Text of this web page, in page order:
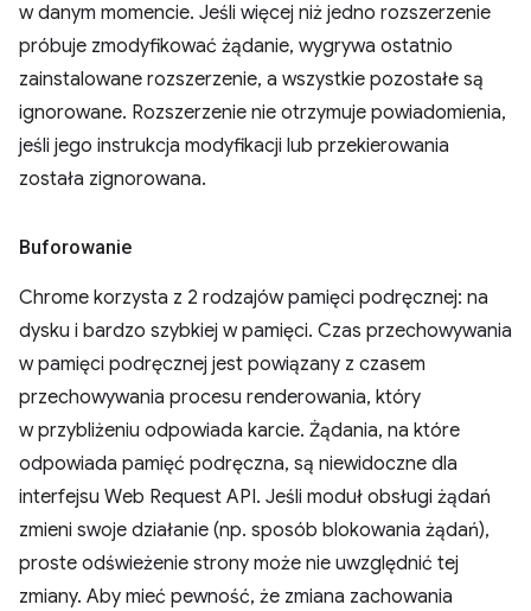
w danym momencie. Jeśli więcej niż jedno rozszerzenie
próbuje zmodyfikować żądanie, wygrywa ostatnio
zainstalowane rozszerzenie, a wszystkie pozostałe są
ignorowane. Rozszerzenie nie otrzymuje powiadomienia,
jeśli jego instrukcja modyfikacji lub przekierowania
została zignorowana.
Buforowanie
Chrome korzysta z 2 rodzajów pamięci podręcznej: na
dysku i bardzo szybkiej w pamięci. Czas przechowywania
w pamięci podręcznej jest powiązany z czasem
przechowywania procesu renderowania, który
w przybliżeniu odpowiada karcie. Żądania, na które
odpowiada pamięć podręczna, są niewidoczne dla
interfejsu Web Request API. Jeśli moduł obsługi żądań
zmieni swoje działanie (np. sposób blokowania żądań),
proste odświeżenie strony może nie uwzględnić tej
zmiany. Aby mieć pewność, że zmiana zachowania